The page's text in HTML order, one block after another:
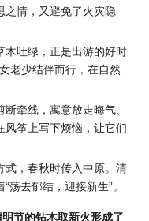
之情，又避免了火灾隐
木吐绿，正是出游的好时
老少结伴而行，在自然
断牵线，寓意放走晦气、
风筝上写下烦恼，让它们
式，春秋时传入中原。清
荡去郁结，迎接新生”。
节的钻木取新火形成了